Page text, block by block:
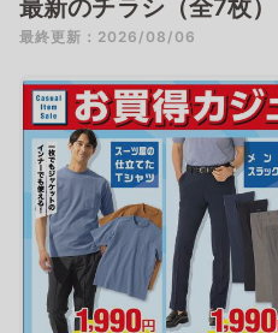
最新のチラシ（全7枚）
最終更新：2026/08/06